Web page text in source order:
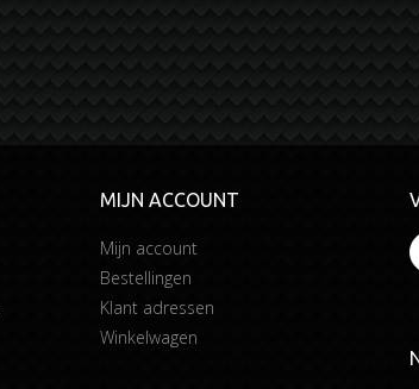
MIJN ACCOUNT
Mijn account
Bestellingen
Klant adressen
Winkelwagen